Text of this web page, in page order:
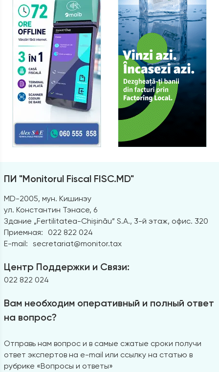
ПИ "Monitorul Fiscal FISC.MD"
MD-2005, мун. Кишинэу
ул. Константин Тэнасе, 6
Здание „Fertilitatea-Chișinău” S.A., 3-й этаж, офис. 320
Приемная:
022 822 024
E-mail: secretariat@monitor.tax
Центр Поддержки и Связи:
022 822 024
Вам необходим оперативный и полный ответ
на вопрос?
Отправь нам вопрос и в самые сжатые сроки получи
ответ экспертов на e-mail или ссылку на статью в
рубрике «Вопросы и ответы»